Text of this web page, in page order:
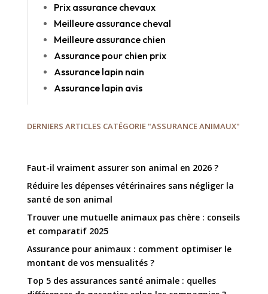
Prix assurance chevaux
Meilleure assurance cheval
Meilleure assurance chien
Assurance pour chien prix
Assurance lapin nain
Assurance lapin avis
DERNIERS ARTICLES CATÉGORIE "ASSURANCE ANIMAUX"
Faut-il vraiment assurer son animal en 2026 ?
Réduire les dépenses vétérinaires sans négliger la
santé de son animal
Trouver une mutuelle animaux pas chère : conseils
et comparatif 2025
Assurance pour animaux : comment optimiser le
montant de vos mensualités ?
Top 5 des assurances santé animale : quelles